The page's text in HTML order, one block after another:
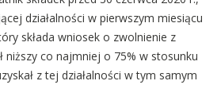
działalności w pierwszym miesiącu
składa wniosek o zwolnienie z
niższy co najmniej o 75% w stosunku
z tej działalności w tym samym